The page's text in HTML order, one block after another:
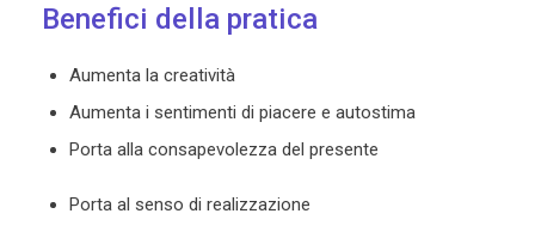
Benefici della pratica
Aumenta la creatività
Aumenta i sentimenti di piacere e autostima
Porta alla consapevolezza del presente
Porta al senso di realizzazione